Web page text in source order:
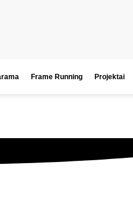
Frame Running Projektai